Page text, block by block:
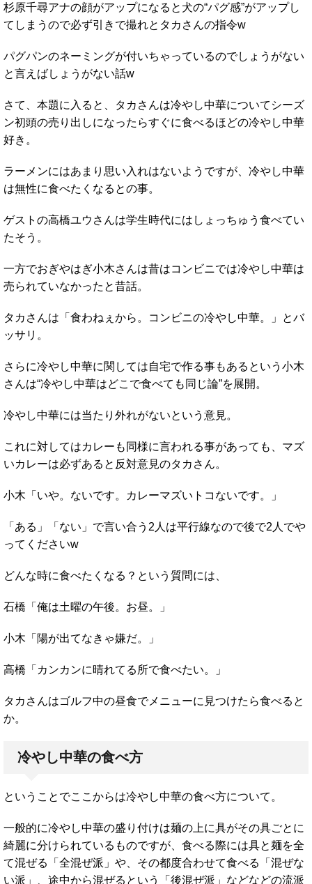
杉原千尋アナの顔がアップになると犬の“パグ感”がアップし
てしまうので必ず引きで撮れとタカさんの指令w
パグパンのネーミングが付いちゃっているのでしょうがない
と言えばしょうがない話w
さて、本題に入ると、タカさんは冷やし中華についてシーズ
ン初頭の売り出しになったらすぐに食べるほどの冷やし中華
好き。
ラーメンにはあまり思い入れはないようですが、冷やし中華
は無性に食べたくなるとの事。
ゲストの高橋ユウさんは学生時代にはしょっちゅう食べてい
たそう。
一方でおぎやはぎ小木さんは昔はコンビニでは冷やし中華は
売られていなかったと昔話。
タカさんは「食わねぇから。コンビニの冷やし中華。」とバ
ッサリ。
さらに冷やし中華に関しては自宅で作る事もあるという小木
さんは“冷やし中華はどこで食べても同じ論”を展開。
冷やし中華には当たり外れがないという意見。
これに対してはカレーも同様に言われる事があっても、マズ
いカレーは必ずあると反対意見のタカさん。
小木「いや。ないです。カレーマズいトコないです。」
「ある」「ない」で言い合う2人は平行線なので後で2人でや
ってくださいw
どんな時に食べたくなる？という質問には、
石橋「俺は土曜の午後。お昼。」
小木「陽が出てなきゃ嫌だ。」
高橋「カンカンに晴れてる所で食べたい。」
タカさんはゴルフ中の昼食でメニューに見つけたら食べると
か。
冷やし中華の食べ方
ということでここからは冷やし中華の食べ方について。
一般的に冷やし中華の盛り付けは麺の上に具がその具ごとに
綺麗に分けられているものですが、食べる際には具と麺を全
て混ぜる「全混ぜ派」や、その都度合わせて食べる「混ぜな
い派」、途中から混ぜるという「後混ぜ派」などなどの流派